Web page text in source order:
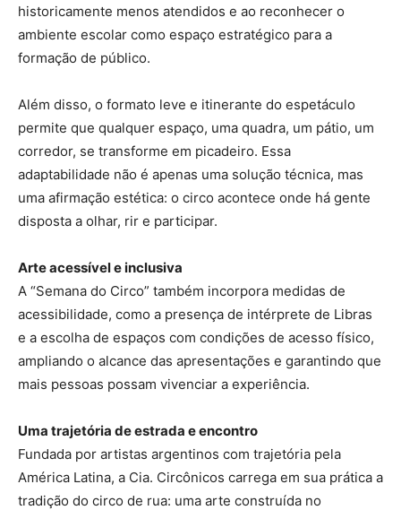
historicamente menos atendidos e ao reconhecer o
ambiente escolar como espaço estratégico para a
formação de público.
Além disso, o formato leve e itinerante do espetáculo
permite que qualquer espaço, uma quadra, um pátio, um
corredor, se transforme em picadeiro. Essa
adaptabilidade não é apenas uma solução técnica, mas
uma afirmação estética: o circo acontece onde há gente
disposta a olhar, rir e participar.
Arte acessível e inclusiva
A “Semana do Circo” também incorpora medidas de
acessibilidade, como a presença de intérprete de Libras
e a escolha de espaços com condições de acesso físico,
ampliando o alcance das apresentações e garantindo que
mais pessoas possam vivenciar a experiência.
Uma trajetória de estrada e encontro
Fundada por artistas argentinos com trajetória pela
América Latina, a Cia. Circônicos carrega em sua prática a
tradição do circo de rua: uma arte construída no